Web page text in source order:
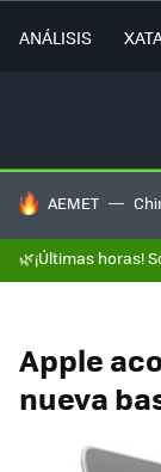
ANÁLISIS
HOY SE HABLA
AEMET
🌿¡Últimas horas!
Apple
nueva